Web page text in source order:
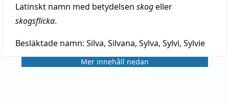
Latinskt namn med betydelsen skogeller
skogsflicka.
Besläktade namn: Silva, Silvana, Sylva, Sylvi, Sylvie
Mer innehåll nedan